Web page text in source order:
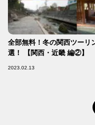
全部無料！冬の関西ツーリ
選！ 【関西・近畿 編②】
2023.02.13